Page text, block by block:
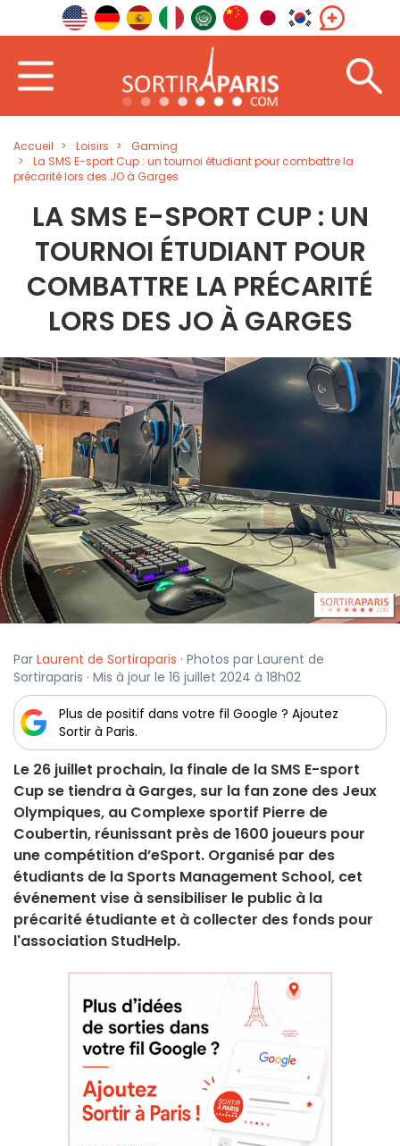
Accueil Loisirs
Gaming
La SMS E-sport Cup : un tournoi étudiant pour combattre la
précarité lors des JO à Garges
LA SMS E-SPORT CUP : UN
TOURNOI ÉTUDIANT POUR
COMBATTRE LA PRÉCARITÉ
LORS DES JO À GARGES
Par Laurent de Sortiraparis · Photos par Laurent de
Sortiraparis · Mis à jour le 16 juillet 2024 à 18h02
Plus de positif dans votre fil Google ? Ajoutez
Sortir à Paris.
Le 26 juillet prochain, la finale de la SMS E-sport
Cup se tiendra à Garges, sur la fan zone des Jeux
Olympiques, au Complexe sportif Pierre de
Coubertin, réunissant près de 1600 joueurs pour
une compétition d’eSport. Organisé par des
étudiants de la Sports Management School, cet
événement vise à sensibiliser le public à la
précarité étudiante et à collecter des fonds pour
l'association StudHelp.